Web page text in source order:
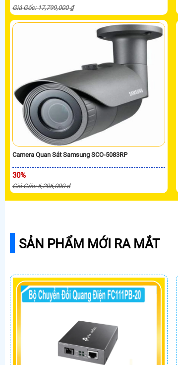
Giá Gốc: 17,799,000 ₫
Camera Quan Sát Samsung SCO-5083RP
30%
Giá Gốc: 6,206,000 ₫
SẢN PHẨM MỚI RA MẮT